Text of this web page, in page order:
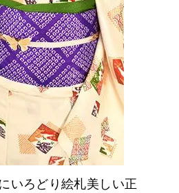
いろどり絵札美しい正